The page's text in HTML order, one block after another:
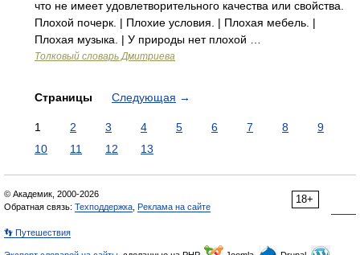
что не имеет удовлетворительного качества или свойства.
Плохой почерк. | Плохие условия. | Плохая мебель. |
Плохая музыка. | У природы нет плохой …
Толковый словарь Дмитриева
Страницы Следующая →
1 2 3 4 5 6 7 8
9
10
11 12 13
18+
© Академик, 2000-2026
Обратная связь: Техподдержка Реклама на сайте
👣 Путешествия